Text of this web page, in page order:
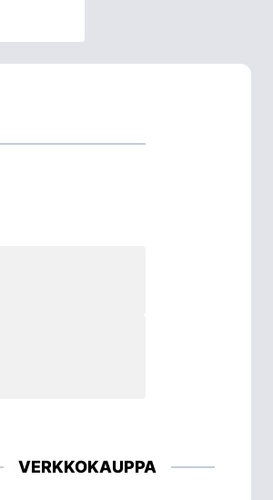
VERKKOKAUPPA